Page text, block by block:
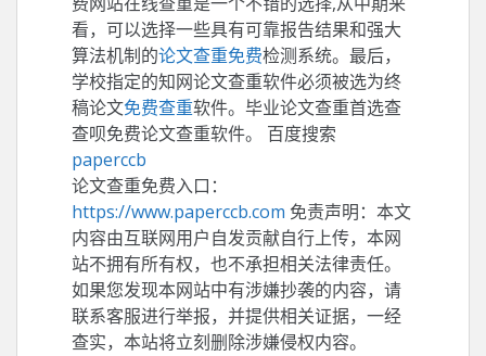
看，可以选择一些具有可靠报告结果和强大
算法机制的论文查重免费检测系统。最后，
学校指定的知网论文查重软件必须被选为终
稿论文免费查重软件。毕业论文查重首选查
查呗免费论文查重软件。 百度搜索
paperccb
论文查重免费入口：
https://www.paperccb.com 免责声明：本文
内容由互联网用户自发贡献自行上传，本网
站不拥有所有权，也不承担相关法律责任。
如果您发现本网站中有涉嫌抄袭的内容，请
联系客服进行举报，并提供相关证据，一经
查实，本站将立刻删除涉嫌侵权内容。